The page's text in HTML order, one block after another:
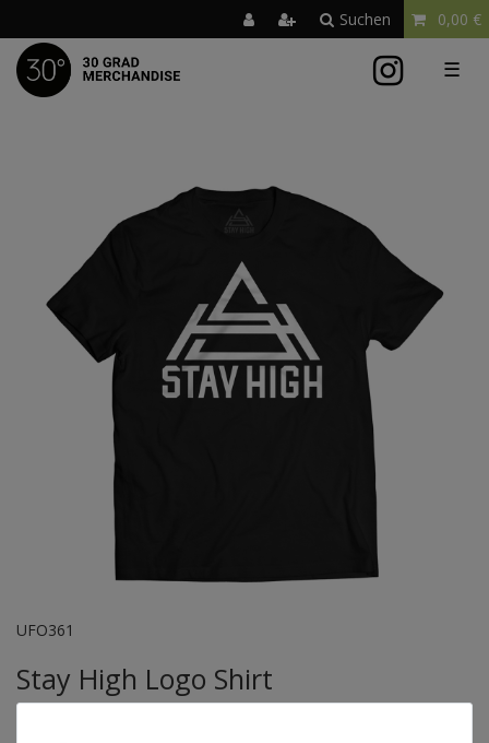
Suchen 0,00 €
☰
UFO361
Stay High Logo Shirt